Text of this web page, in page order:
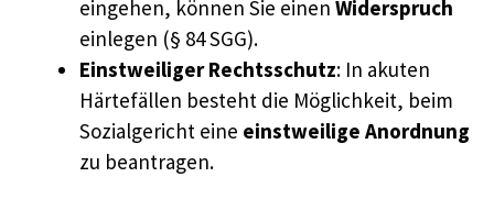
eingehen, können Sie einen Widerspruch
einlegen (§ 84 SGG).
Einstweiliger Rechtsschutz: In akuten
Härtefällen besteht die Möglichkeit, beim
Sozialgericht eine einstweilige Anordnung
zu beantragen.